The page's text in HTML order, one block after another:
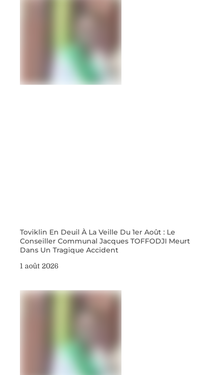
Toviklin En Deuil À La Veille Du 1er Août : Le
Conseiller Communal Jacques TOFFODJI Meurt
Dans Un Tragique Accident
1 août 2026